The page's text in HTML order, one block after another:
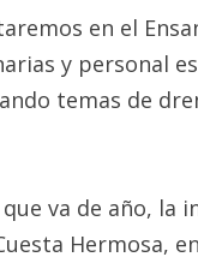
en el
y personal
temas de
va de año, la
Hermosa,